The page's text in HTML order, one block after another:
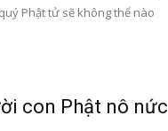
Phật tử sẽ không thể nào
con Phật nô nức